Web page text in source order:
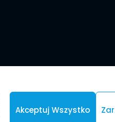
Akceptuj Wszystko